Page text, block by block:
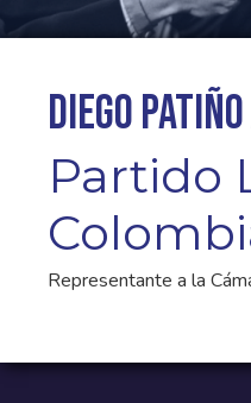
Diego
Partido
Representante a la